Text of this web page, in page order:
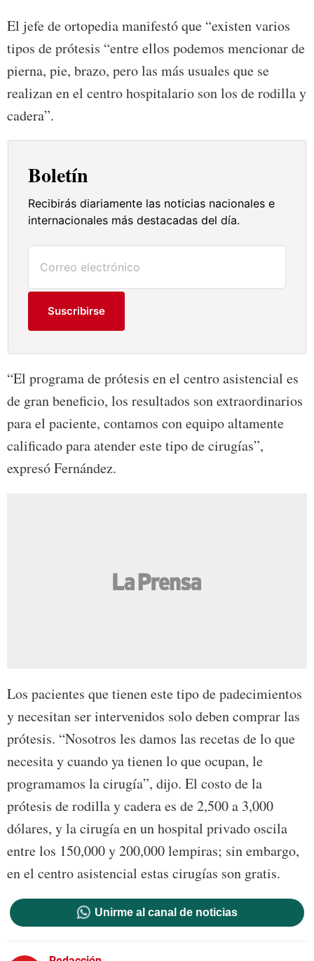
El jefe de ortopedia manifestó que “existen varios
tipos de prótesis “entre ellos podemos mencionar de
pierna, pie, brazo, pero las más usuales que se
realizan en el centro hospitalario son los de rodilla y
cadera”.
Boletín
Recibirás diariamente las noticias nacionales e
internacionales más destacadas del día.
Suscribirse
“El programa de prótesis en el centro asistencial es
de gran beneficio, los resultados son extraordinarios
para el paciente, contamos con equipo altamente
calificado para atender este tipo de cirugías”,
expresó Fernández.
Los pacientes que tienen este tipo de padecimientos
y necesitan ser intervenidos solo deben comprar las
prótesis. “Nosotros les damos las recetas de lo que
necesita y cuando ya tienen lo que ocupan, le
programamos la cirugía”, dijo. El costo de la
prótesis de rodilla y cadera es de 2,500 a 3,000
dólares, y la cirugía en un hospital privado oscila
entre los 150,000 y 200,000 lempiras; sin embargo,
en el centro asistencial estas cirugías son gratis.
Unirme al canal de noticias